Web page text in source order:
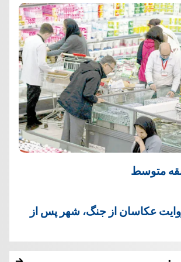
متوسط
عکاسان از جنگ، شهر پس از